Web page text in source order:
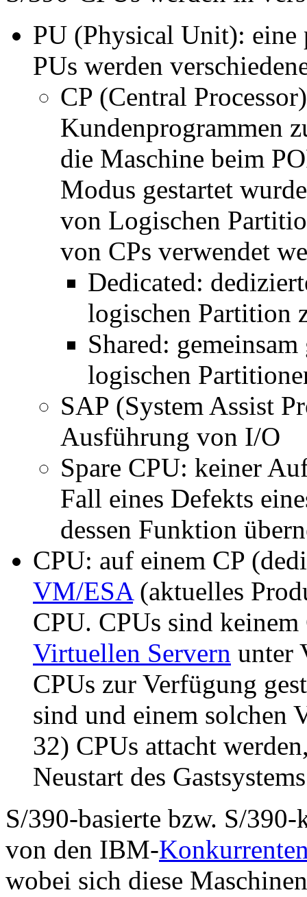
PU (Physical Unit): eine
PUs werden
CP (Central
Kundenprogrammen
die Maschine beim
Modus gestartet
von Logischen
von CPs verwendet
Dedicated:
logischen Partition
Shared:
logischen
SAP (System Assist
Ausführung von I/O
Spare CPU: keiner
Fall eines Defekts
dessen Funktion
CPU: auf einem CP
VM/ESA(aktuelles
CPU. CPUs sind
Virtuellen Servern unter
CPUs zur Verfügung
sind und einem solchen
32) CPUs attacht
Neustart des
S/390-basierte bzw. S/
von den IBM-
wobei sich diese